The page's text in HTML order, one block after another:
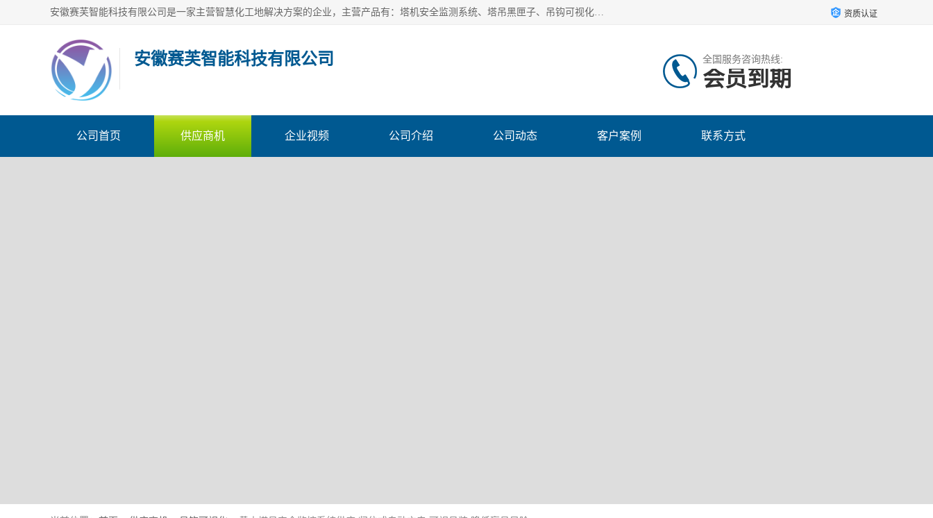
安徽赛芙智能科技有限公司是一家主营智慧化工地解决方案的企业，主营产品有：塔机安全监测系统、塔吊黑匣子、吊钩可视化、吊钩可视化系统、塔机安全监控系统、塔机黑匣子等。创建至今始终关注用户需求，为用户提供有的产品和服务。 资质认证
安徽赛芙智能科技有限公司 全国服务咨询热线:
会员到期
公司首页 供应商机 企业视频 公司介绍 公司动态 客户案例 联系方式